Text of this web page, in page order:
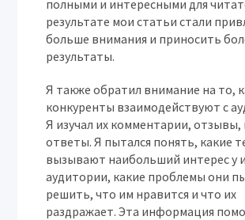
полными и интересными для
результате мои статьи стали
больше внимания и приносить
результаты.
Я также обратил внимание на то,
конкуренты взаимодействуют с
Я изучал их комментарии,
ответы. Я пытался понять, какие
вызывают наибольший интерес у
аудитории, какие проблемы они
решить, что им нравится и что их
раздражает. Эта информация